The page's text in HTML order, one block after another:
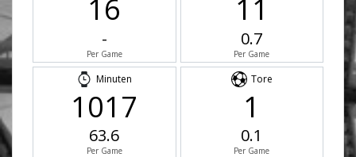
16
-
Per Game
11
0.7
Per Game
Minuten
1017
63.6
Per Game
Tore
1
0.1
Per Game